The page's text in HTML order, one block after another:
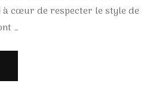
à cœur de respecter le style de
…